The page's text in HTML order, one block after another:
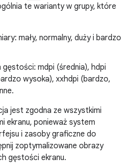
te warianty w grupy, które
mały, normalny, duży i bardzo
gęstości: mdpi (średnia), hdpi
wysoka), xxhdpi (bardzo,
jest zgodna ze wszystkimi
ekranu, ponieważ system
i zasoby graficzne do
zoptymalizowane obrazy
gęstości ekranu.